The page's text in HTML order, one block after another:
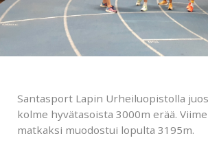
Santasport Lapin Urheiluopistolla
kolme hyvätasoista 3000m erää.
matkaksi muodostui lopulta 3195m.